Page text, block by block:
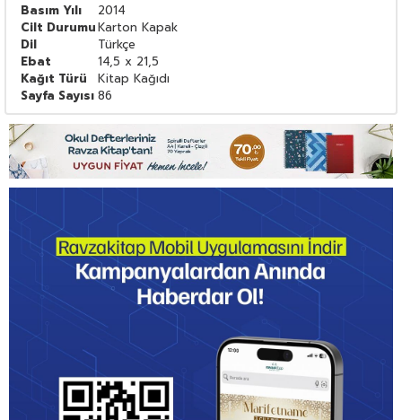
Basım Yılı
2014
Cilt DurumuKarton Kapak
Dil
Türkçe
Ebat
14,5 x 21,5
Kağıt Türü
Kitap Kağıdı
Sayfa Sayısı 86